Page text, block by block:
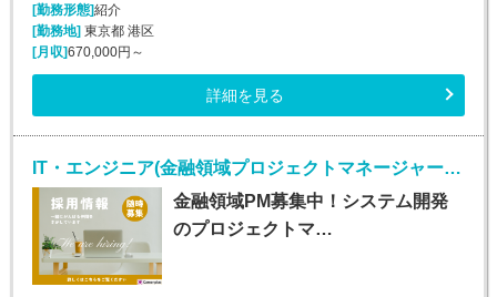
[勤務形態]紹介
[勤務地]東京都 港区
[月収]670,000円～
詳細を見る
IT・エンジニア(金融領域プロジェクトマネージャー/正社員)
金融領域PM募集中！システム開発
のプロジェクトマ…